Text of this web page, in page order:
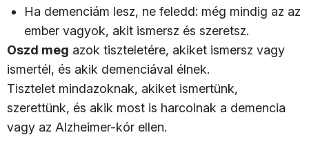
Ha demenciám lesz, ne feledd: még mindig az az
ember vagyok, akit ismersz és szeretsz.
Oszd meg azok tiszteletére, akiket ismersz vagy
ismertél, és akik demenciával élnek.
Tisztelet mindazoknak, akiket ismertünk,
szerettünk, és akik most is harcolnak a demencia
vagy az Alzheimer-kór ellen.